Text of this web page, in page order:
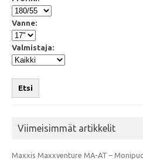
Vanne:
Valmistaja:
Etsi
Viimeisimmät artikkelit
Maxxis Maxxventure MA-AT –